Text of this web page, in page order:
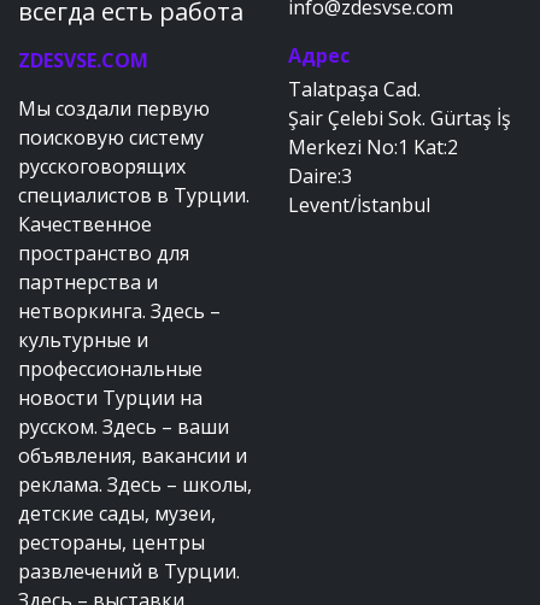
всегда есть работа
ZDESVSE.COM
Мы создали первую
поисковую систему
русскоговорящих
специалистов в Турции.
Качественное
пространство для
партнерства и
нетворкинга. Здесь –
культурные и
профессиональные
новости Турции на
русском. Здесь – ваши
объявления, вакансии и
реклама. Здесь – школы,
детские сады, музеи,
рестораны, центры
развлечений в Турции.
info@zdesvse.com
Адрес
Talatpaşa Cad.
Şair Çelebi Sok. Gürtaş İş
Merkezi No:1 Kat:2
Daire:3
Levent/İstanbul